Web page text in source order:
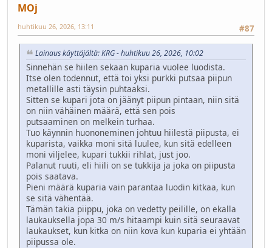
MOj
#87
huhtikuu 26, 2026, 13:11
Lainaus käyttäjältä: KRG - huhtikuu 26, 2026, 10:02
Sinnehän se hiilen sekaan kuparia vuolee luodista.
Itse olen todennut, että toi yksi purkki putsaa piipun
metallille asti täysin puhtaaksi.
Sitten se kupari jota on jäänyt piipun pintaan, niin sitä
on niin vähäinen määrä, että sen pois
putsaaminen on melkein turhaa.
Tuo käynnin huononeminen johtuu hiilestä piipusta, ei
kuparista, vaikka moni sitä luulee, kun sitä edelleen
moni viljelee, kupari tukkii rihlat, just joo.
Palanut ruuti, eli hiili on se tukkija ja joka on piipusta
pois saatava.
Pieni määrä kuparia vain parantaa luodin kitkaa, kun
se sitä vähentää.
Tämän takia piippu, joka on vedetty peilille, on ekalla
laukauksella jopa 30 m/s hitaampi kuin sitä seuraavat
laukaukset, kun kitka on niin kova kun kuparia ei yhtään
piipussa ole.